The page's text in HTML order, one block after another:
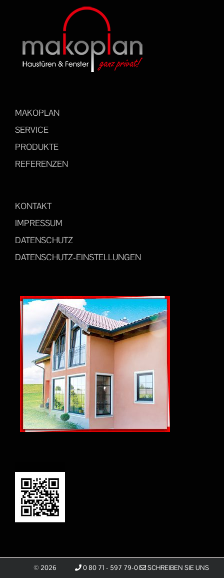
MAKOPLAN
SERVICE
PRODUKTE
REFERENZEN
KONTAKT
IMPRESSUM
DATENSCHUTZ
DATENSCHUTZ-EINSTELLUNGEN
© 2026 0 80 71 - 597 79-0 SCHREIBEN SIE UNS